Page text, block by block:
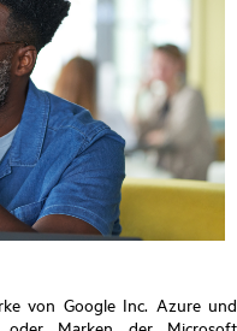
von Google Inc. Azure und